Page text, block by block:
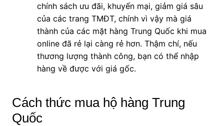
chính sách ưu đãi, khuyến mại, giảm giá sâu
của các trang TMĐT, chính vì vậy mà giá
thành của các mặt hàng Trung Quốc khi mua
online đã rẻ lại càng rẻ hơn. Thậm chí, nếu
thương lượng thành công, bạn có thể nhập
hàng về được với giá gốc.
Cách thức mua hộ hàng Trung
Quốc